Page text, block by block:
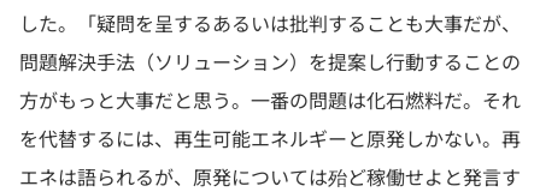
した。「疑問を呈するあるいは批判することも大事だが、
問題解決手法（ソリューション）を提案し行動することの
方がもっと大事だと思う。一番の問題は化石燃料だ。それ
を代替するには、再生可能エネルギーと原発しかない。再
エネは語られるが、原発については殆ど稼働せよと発言す